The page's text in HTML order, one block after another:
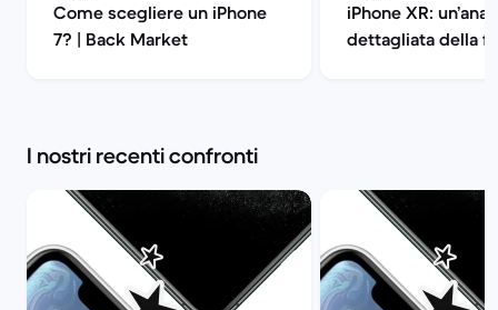
Come scegliere un iPhone
7? | Back Market
iPhone XR:
dettagliata della
I nostri recenti confronti